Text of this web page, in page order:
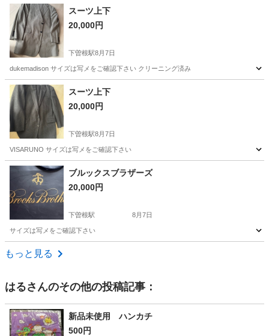
福岡 太宰府市 都府楼前駅
スーツ上下
20,000円
下曽根駅8月7日
dukemadison サイズは写メをご確認下さい クリーニング済み
福岡 北九州市 下曽根駅
スーツ上下
20,000円
下曽根駅8月7日
VISARUNO サイズは写メをご確認下さい
福岡 北九州市 下曽根駅 スーツ
ブルックスブラザーズ
20,000円
下曽根駅 8月7日
サイズは写メをご確認下さい
福岡 北九州市
もっと見る
はるさんのその他の投稿記事：
新品未使用 ハンカチ
500円